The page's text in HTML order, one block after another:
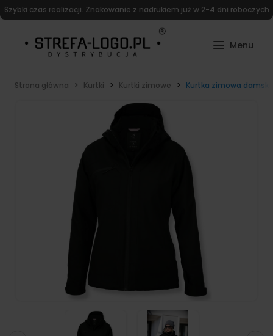
Szybki czas realizacji. Znakowanie z nadrukiem już w 2-4 dni roboczych
Strona główna Kurtki Kurtki zimowe Kurtka zimowa